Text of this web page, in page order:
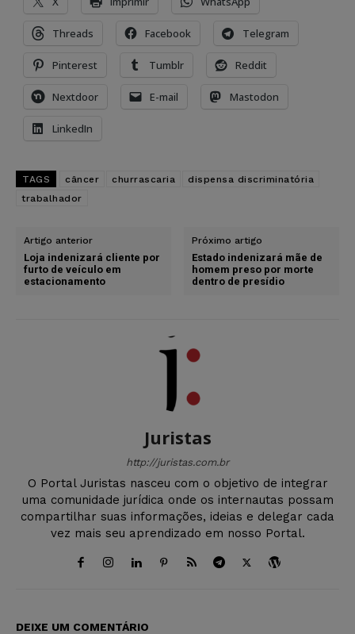
Threads Facebook Telegram
Pinterest Tumblr Reddit
Nextdoor E-mail Mastodon
LinkedIn
TAGS câncer churrascaria
dispensa discriminatória
trabalhador
Artigo anterior
Loja indenizará cliente por
furto de veículo em
estacionamento
Próximo artigo
Estado indenizará mãe de
homem preso por morte
dentro de presídio
Juristas
http://juristas.com.br
O Portal Juristas nasceu com o objetivo de integrar
uma comunidade jurídica onde os internautas possam
compartilhar suas informações, ideias e delegar cada
vez mais seu aprendizado em nosso Portal.
DEIXE UM COMENTÁRIO